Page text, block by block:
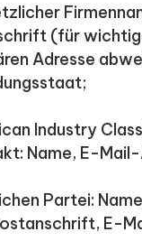
(für
Adresse
Industry
Name, E-Mail-
Partei:
E-